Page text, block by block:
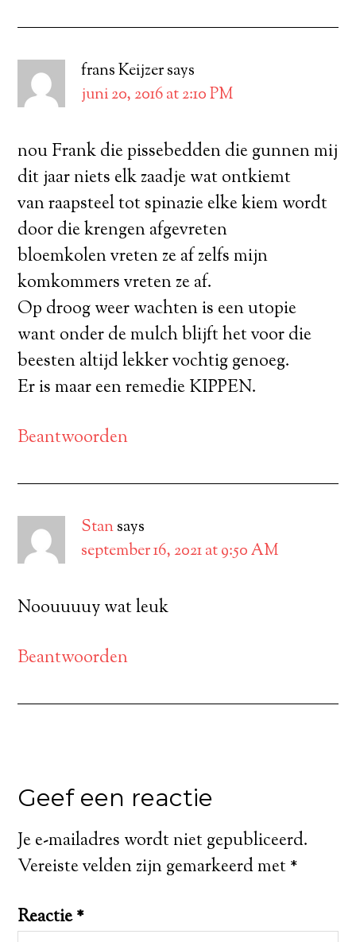
frans Keijzersays
juni 20, 2016 at 2:10 PM
nou Frank die pissebedden die gunnen mij
dit jaar niets elk zaadje wat ontkiemt
van raapsteel tot spinazie elke kiem wordt
door die krengen afgevreten
bloemkolen vreten ze af zelfs mijn
komkommers vreten ze af.
Op droog weer wachten is een utopie
want onder de mulch blijft het voor die
beesten altijd lekker vochtig genoeg.
Er is maar een remedie KIPPEN.
Beantwoorden
Stansays
september 16, 2021 at 9:50 AM
Noouuuuy wat leuk
Beantwoorden
Geef een reactie
Je e-mailadres wordt niet gepubliceerd.
Vereiste velden zijn gemarkeerd met*
Reactie*